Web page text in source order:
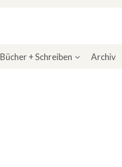
Bücher + Schreiben Archiv